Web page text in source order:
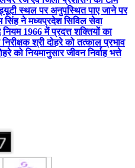
ड्यूटी स्थल पर अनुपस्थित पाए जाने पर
ने मध्यप्रदेश सिविल सेवा
1966 में प्रदत्त शक्तियों का
श्री दोहरे को तत्काल प्रभाव
को नियमानुसार जीवन निर्वाह भत्ते